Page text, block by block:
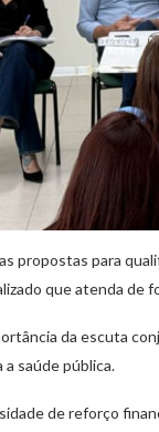
propostas para
que atenda de
da escuta
saúde pública.
de reforço